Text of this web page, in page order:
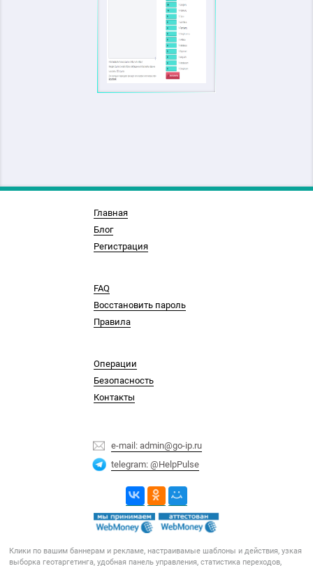
Главная
Блог
Регистрация
FAQ
Восстановить пароль
Правила
Операции
Безопасность
Контакты
e-mail: admin@go-ip.ru
telegram: @HelpPulse
Клики по вашим баннерам и рекламе, настраивамые шаблоны и действия, узкая
выборка геотаргетинга, удобная панель управления, статистика переходов,